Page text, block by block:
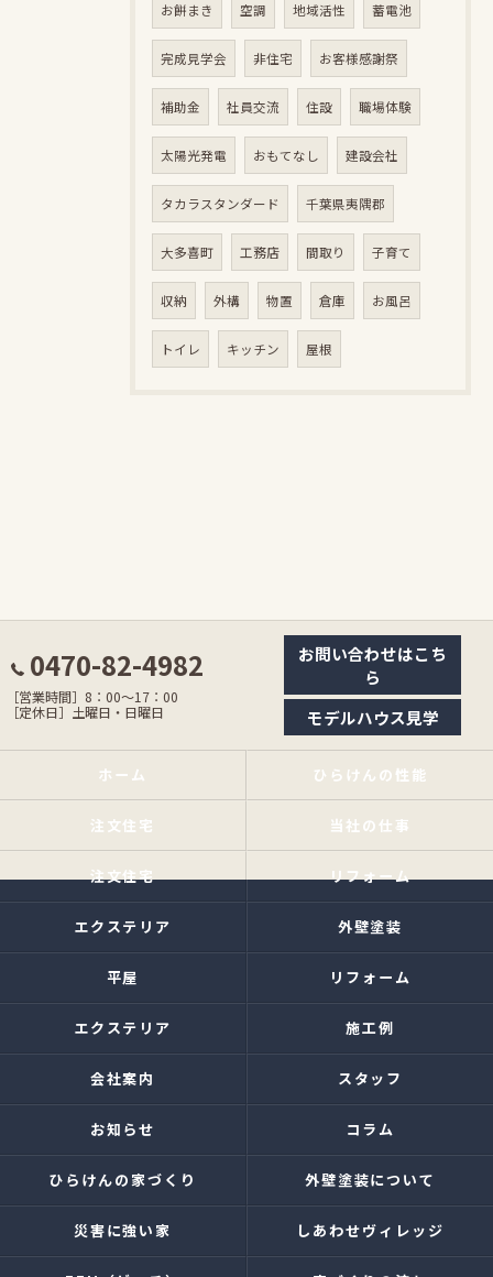
お餅まき 空調 地域活性 蓄電池
完成見学会 非住宅 お客様感謝祭
補助金 社員交流 住設 職場体験
太陽光発電 おもてなし 建設会社
タカラスタンダード 千葉県夷隅郡
大多喜町 工務店 間取り 子育て
収納 外構 物置 倉庫 お風呂
トイレ キッチン 屋根
0470-82-4982
［営業時間］8：00〜17：00
［定休日］土曜日・日曜日
お問い合わせはこち
ら
モデルハウス見学
ホーム ひらけんの性能
注文住宅 当社の仕事
注文住宅 リフォーム
エクステリア 外壁塗装
平屋 リフォーム
エクステリア 施工例
会社案内 スタッフ
お知らせ コラム
ひらけんの家づくり 外壁塗装について
災害に強い家 しあわせヴィレッジ